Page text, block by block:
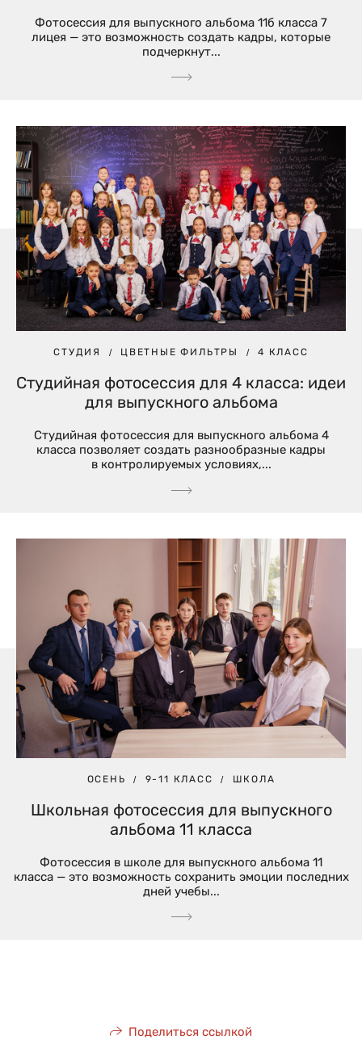
Фотосессия для выпускного альбома 11б класса 7
лицея — это возможность создать кадры, которые
подчеркнут...
СТУДИЯ ЦВЕТНЫЕ ФИЛЬТРЫ 4 КЛАСС
Студийная фотосессия для 4 класса: идеи
для выпускного альбома
Студийная фотосессия для выпускного альбома 4
класса позволяет создать разнообразные кадры
в контролируемых условиях,...
ОСЕНЬ 9-11 КЛАСС ШКОЛА
Школьная фотосессия для выпускного
альбома 11 класса
Фотосессия в школе для выпускного альбома 11
класса — это возможность сохранить эмоции последних
дней учебы...
Поделиться ссылкой